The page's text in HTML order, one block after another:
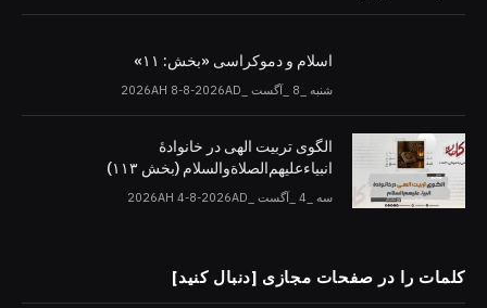
اسلام و دموکراسی «بخش: ۱۱»
شنبه _8 _آگست _2026AH 8-8-2026AD
الگوی تربیت الهی در خانوادۀ
انبیاءعلیهم‌الصلاةو‌السلام (بخش ۱۱۳)
سه _4 _آگست _2026AH 4-8-2026AD
کلمات را در صفحات مجازی [دنبال کنید]